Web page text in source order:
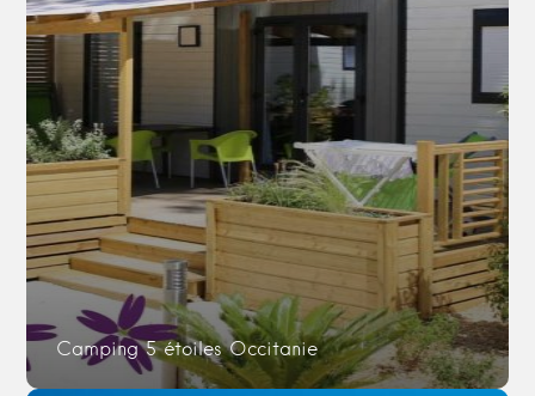
Camping 5 étoiles Occitanie